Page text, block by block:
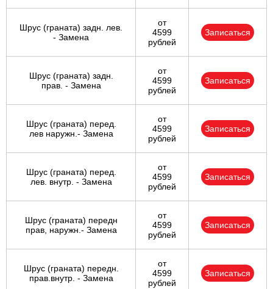
Шрус (граната) задн. лев.
- Замена
от
4599
рублей
Записаться
Шрус (граната) задн.
прав. - Замена
от
4599
рублей
Записаться
Шрус (граната) перед.
лев наружн.- Замена
от
4599
рублей
Записаться
Шрус (граната) перед.
лев. внутр. - Замена
от
4599
рублей
Записаться
Шрус (граната) передн
прав, наружн.- Замена
от
4599
рублей
Записаться
Шрус (граната) передн.
прав.внутр. - Замена
от
4599
рублей
Записаться